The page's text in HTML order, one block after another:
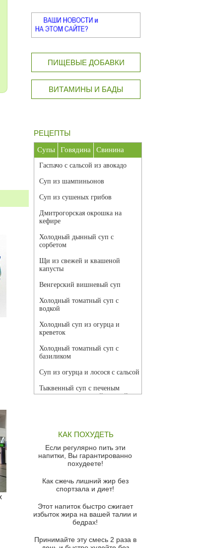
ПИЩЕВЫЕ ДОБАВКИ
ВИТАМИНЫ И БАДЫ
РЕЦЕПТЫ
Супы Говядина Свинина
Гаспачо с сальсой из авокадо
Суп из шампиньонов
Суп из сушеных грибов
Дмитрогорская окрошка на
кефире
Холодный дынный суп с
сорбетом
Щи из свежей и квашеной
капусты
Венгерский вишневый суп
Холодный томатный суп с
водкой
Холодный суп из огурца и
креветок
Холодный томатный суп с
базиликом
Суп из огурца и лосося с сальсой
Тыквенный суп с печеным
чесноком и томатной сальсой
красного перца
Парижский луковый суп
Суп из спаржи и горошка с
Суп-крем из цветной капусты
Французский луковый суп
Суп из баклажанов с моцареллой
КАК ПОХУДЕТЬ
Если регулярно пить эти
напитки, Вы гарантированно
похудеете!
Как сжечь лишний жир без
спортзала и диет!
Этот напиток быстро сжигает
избыток жира на вашей талии и
бедрах!
Принимайте эту смесь 2 раза в